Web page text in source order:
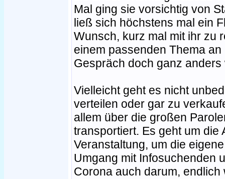
Mal ging sie vorsichtig von
ließ sich höchstens mal ein
Wunsch, kurz mal mit ihr zu
einem passenden Thema
Gespräch doch ganz anders
Vielleicht geht es nicht
verteilen oder gar zu
allem über die großen
transportiert. Es geht um die
Veranstaltung, um die
Umgang mit Infosuchenden
Corona auch darum,